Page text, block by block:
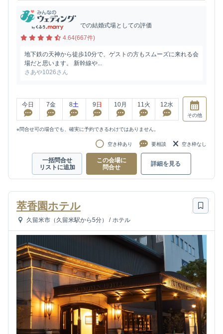
での結婚式場としての評価
4.64(667件)
地下鉄の天神から徒歩10分で、ゲストの方もスムーズに来れる会
場だと思います。 新幹線や...
さあや1026さん
今日 7金 8土 9 日 10月 11 火 12水
その他
※問合せ可の場合でも、確実に予約できるわけではありません。
空き枠あり 要相談 空き枠なし
一括問合せ
リストに追加
この会場に
問合せ
詳細を見る
萃香園ホテル
久留米市（久留米駅から5分） / ホテル